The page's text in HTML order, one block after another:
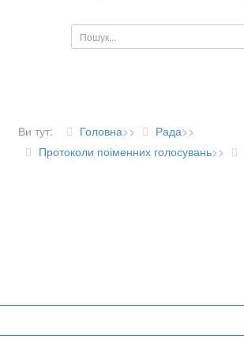
Ви тут: Головна>> Рада>>
Протоколи поіменних голосувань>>